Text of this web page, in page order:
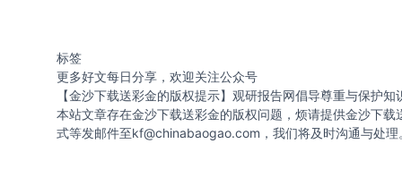
标签
更多好文每日分享，欢迎关注公众号
【金沙下载送彩金的版权提示】观研报告网倡导尊重与保护
本站文章存在金沙下载送彩金的版权问题，烦请提供金沙下
式等发邮件至kf@chinabaogao.com ，我们将及时沟通与处理